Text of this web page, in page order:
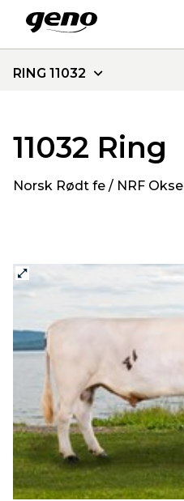
RING 11032
11032 Ring
Norsk Rødt fe / NRF Okse